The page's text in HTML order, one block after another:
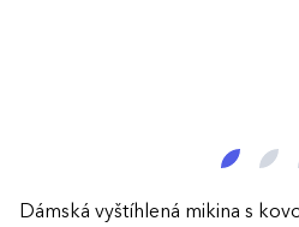
Dámská vyštíhlená mikina s